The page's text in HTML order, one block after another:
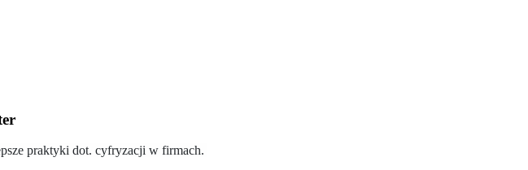
praktyki dot. cyfryzacji w firmach.